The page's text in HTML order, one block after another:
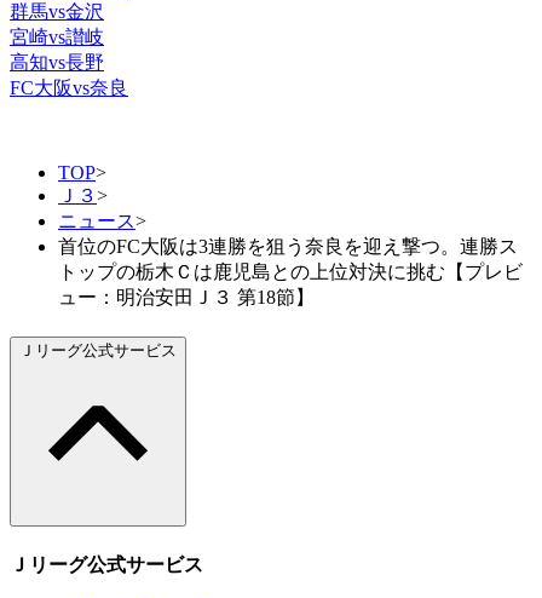
群馬vs金沢
宮崎vs讃岐
高知vs長野
FC大阪vs奈良
TOP>
Ｊ３>
ニュース>
首位のFC大阪は3連勝を狙う奈良を迎え撃つ。連勝ス
トップの栃木Ｃは鹿児島との上位対決に挑む【プレビ
ュー：明治安田Ｊ３ 第18節】
Ｊリーグ公式サービス
Ｊリーグ公式サービス